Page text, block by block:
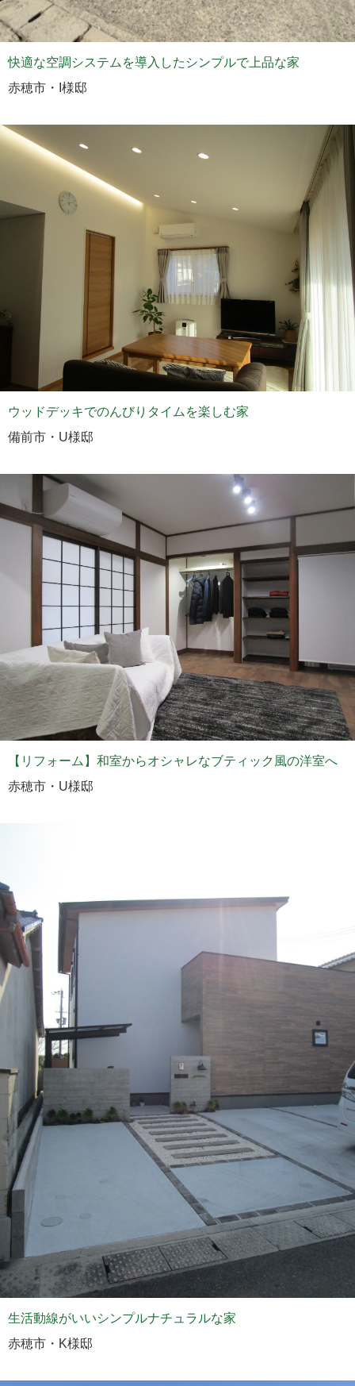
快適な空調システムを導入したシンプルで上品な家
赤穂市・I様邸
ウッドデッキでのんびりタイムを楽しむ家
備前市・U様邸
【リフォーム】和室からオシャレなブティック風の洋室へ
赤穂市・U様邸
生活動線がいいシンプルナチュラルな家
赤穂市・K様邸